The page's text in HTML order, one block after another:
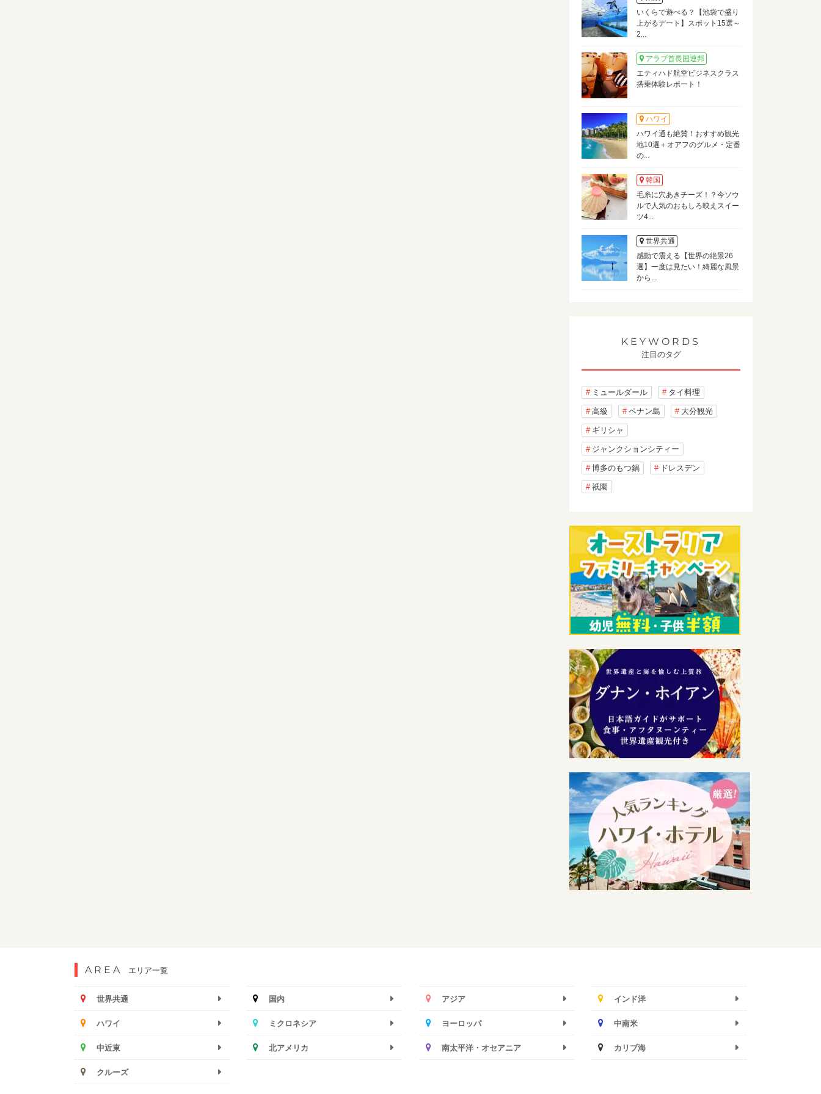
いくらで遊べる？【池袋で盛り
上がるデート】スポット15選～
2...
アラブ首長国連邦
エティハド航空ビジネスクラス
搭乗体験レポート！
ハワイ
ハワイ通も絶賛！おすすめ観光
地10選＋オアフのグルメ・定番
の...
韓国
毛糸に穴あきチーズ！？今ソウ
ルで人気のおもしろ映えスイー
ツ4...
世界共通
感動で震える【世界の絶景26
選】一度は見たい！綺麗な風景
から...
KEYWORDS
注目のタグ
ミュールダール タイ料理
高級 ペナン島 大分観光
ギリシャ
ジャンクションシティー
博多のもつ鍋 ドレスデン
祇園
AREA エリア一覧
世界共通 国内 アジア インド洋
ハワイ ミクロネシア ヨーロッパ 中南米
中近東 北アメリカ 南太平洋・オセアニア カリブ海
クルーズ